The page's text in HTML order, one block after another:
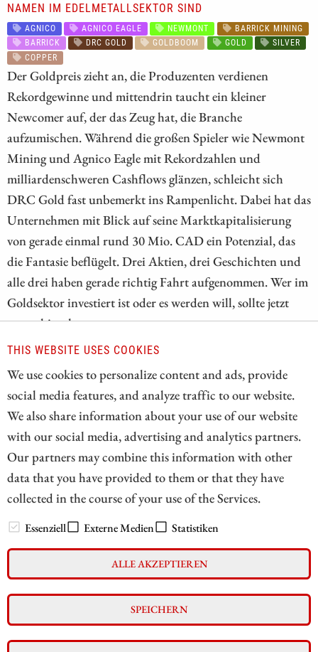
THIS WEBSITE USES COOKIES
We use cookies to personalize content and ads, provide
social media features, and analyze traffic to our website.
We also share information about your use of our website
with our social media, advertising and analytics partners.
Our partners may combine this information with other
data that you have provided to them or that they have
collected in the course of your use of the Services.
Essenziell Externe Medien Statistiken
ALLE AKZEPTIEREN
SPEICHERN
NAMEN IM EDELMETALLSEKTOR SIND
AGNICO AGNICO EAGLE NEWMONT
BARRICK MINING
BARRICK
DRC GOLD GOLDBOOM GOLD
SILVER
COPPER
Der Goldpreis zieht an, die Produzenten verdienen
Rekordgewinne und mittendrin taucht ein kleiner
Newcomer auf, der das Zeug hat, die Branche
aufzumischen. Während die großen Spieler wie Newmont
Mining und Agnico Eagle mit Rekordzahlen und
milliardenschweren Cashflows glänzen, schleicht sich
DRC Gold fast unbemerkt ins Rampenlicht. Dabei hat das
Unternehmen mit Blick auf seine Marktkapitalisierung
von gerade einmal rund 30 Mio. CAD ein Potenzial, das
die Fantasie beflügelt. Drei Aktien, drei Geschichten und
alle drei haben gerade richtig Fahrt aufgenommen. Wer im
Goldsektor investiert ist oder es werden will, sollte jetzt
genau hinschauen.
// zukunftsbilanzen.de 2026
Impressum
Datenschutz
Interessenskonflikt & Risikohinweis
Nutzungsbedingungen